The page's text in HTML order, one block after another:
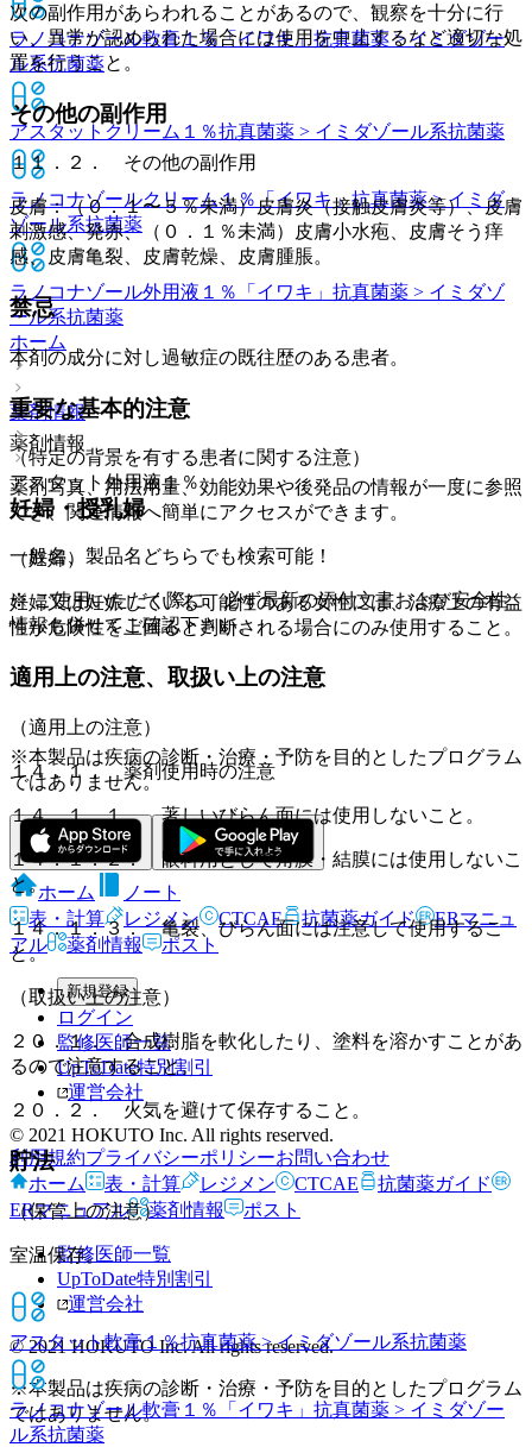
ラノコナゾール軟膏１％「イワキ」抗真菌薬 > イミダゾー
ル系抗菌薬
アスタットクリーム１％抗真菌薬 > イミダゾール系抗菌薬
ラノコナゾールクリーム１％「イワキ」抗真菌薬 > イミダ
ゾール系抗菌薬
ラノコナゾール外用液１％「イワキ」 抗真菌薬 > イミダゾ
ール系抗菌薬
ホーム
薬剤情報
アスタット外用液１％
次の副作用があらわれることがあるので、観察を十分に行
い、異常が認められた場合には使用を中止するなど適切な処
置を行うこと。
その他の副作用
１１．２． その他の副作用
皮膚：（０．１〜５％未満）皮膚炎（接触皮膚炎等）、皮膚
刺激感、発赤、（０．１％未満）皮膚小水疱、皮膚そう痒
感、皮膚亀裂、皮膚乾燥、皮膚腫脹。
禁忌
本剤の成分に対し過敏症の既往歴のある患者。
重要な基本的注意
（特定の背景を有する患者に関する注意）
妊婦・授乳婦
（妊婦）
妊婦又は妊娠している可能性のある女性には、治療上の有益
性が危険性を上回ると判断される場合にのみ使用すること。
適用上の注意、取扱い上の注意
（適用上の注意）
１４．１． 薬剤使用時の注意
１４．１．１． 著しいびらん面には使用しないこと。
１４．１．２． 眼科用として角膜・結膜には使用しないこ
と。
１４．１．３． 亀裂、びらん面には注意して使用するこ
と。
（取扱い上の注意）
２０．１． 合成樹脂を軟化したり、塗料を溶かすことがあ
るので注意すること。
２０．２． 火気を避けて保存すること。
貯法
（保管上の注意）
室温保存。
アスタット軟膏１％抗真菌薬 > イミダゾール系抗菌薬
ラノコナゾール軟膏１％「イワキ」 抗真菌薬 > イミダゾー
ル系抗菌薬
薬剤情報
薬剤写真、用法用量、効能効果や後発品の情報が一度に参照
でき、関連情報へ簡単にアクセスができます。
一般名、製品名どちらでも検索可能！
※ ご使用いただく際に、必ず最新の添付文書および安全性
情報も併せてご確認下さい。
※本製品は疾病の診断・治療・予防を目的としたプログラム
ではありません。
ホーム
ノート
表・計算
レジメン CTCAE 抗菌薬ガイド
ERマニュ
アル
薬剤情報 ポスト
新規登録
ログイン
監修医師一覧
UpToDate特別割引
運営会社
© 2021 HOKUTO Inc. All rights reserved.
利用規約プライバシーポリシーお問い合わせ
ホーム
表・計算 レジメン CTCAE
抗菌薬ガイド
ERマニュアル
薬剤情報 ポスト
監修医師一覧
UpToDate特別割引
運営会社
© 2021 HOKUTO Inc. All rights reserved.
※本製品は疾病の診断・治療・予防を目的としたプログラム
ではありません。